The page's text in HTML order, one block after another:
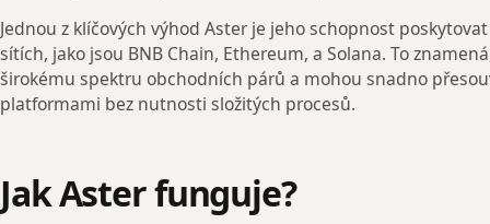
Jednou z klíčových výhod Aster je jeho schopnost
sítích, jako jsou BNB Chain, Ethereum, a Solana. To
širokému spektru obchodních párů a mohou snadno
platformami bez nutnosti složitých procesů.
Jak Aster funguje?